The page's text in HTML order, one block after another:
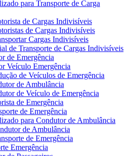
para Transporte de Carga
de Cargas Indivisíveis
de Cargas Indivisíveis
Cargas Indivisíveis
de Transporte de Cargas Indivisíveis
de Emergência
Veículo Emergência
de Veículos de Emergência
de Ambulância
de Veículo de Emergência
de Emergência
de Emergência
para Condutor de Ambulância
de Ambulância
de Emergência
Emergência